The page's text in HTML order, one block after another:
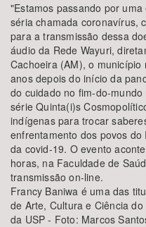
"Estamos passando por
séria chamada coronavírus,
para a transmissão dessa
áudio da Rede Wayuri,
Cachoeira (AM), o
anos depois do início da
do cuidado no fim-do-
série Quinta(i)s
indígenas para trocar
enfrentamento dos povos
da covid-19. O evento
horas, na Faculdade de
transmissão on-line.
Francy Baniwa é uma das
de Arte, Cultura e Ciência
da USP - Foto: Marcos